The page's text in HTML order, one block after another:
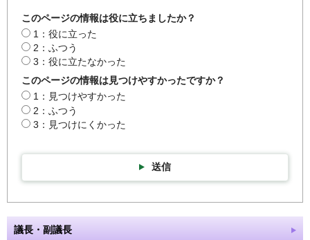
このページの情報は役に立ちましたか？
1：役に立った
2：ふつう
3：役に立たなかった
このページの情報は見つけやすかったですか？
1：見つけやすかった
2：ふつう
3：見つけにくかった
送信
議長・副議長